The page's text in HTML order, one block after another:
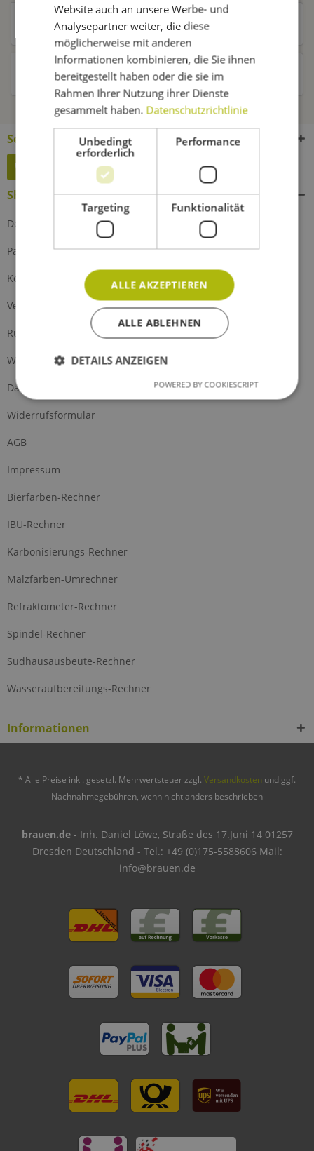
Kunden kauften auch
Kunden haben sich ebenfalls angesehen
Service Hotline
Widerruf erklären
Shop Service
Defektes Produkt
Partnerprogramm
Kontakt
Versand und Zahlung
Rückgabe
Widerrufsrecht
Datenschutz
Widerrufsformular
AGB
Impressum
Bierfarben-Rechner
IBU-Rechner
Karbonisierungs-Rechner
Malzfarben-Umrechner
Refraktometer-Rechner
Spindel-Rechner
Sudhausausbeute-Rechner
Wasseraufbereitungs-Rechner
Informationen
* Alle Preise inkl. gesetzl. Mehrwertsteuer zzgl. Versandkosten und ggf.
Nachnahmegebühren, wenn nicht anders beschrieben
brauen.de- Inh. Daniel Löwe, Straße des 17.Juni 14 01257
Dresden Deutschland - Tel.: +49 (0)175-5588606 Mail:
info@brauen.de
Website auch an unsere Werbe- und
Analysepartner weiter, die diese
möglicherweise mit anderen
Informationen kombinieren, die Sie ihnen
bereitgestellt haben oder die sie im
Rahmen Ihrer Nutzung ihrer Dienste
gesammelt haben. Datenschutzrichtlinie
Unbedingt
erforderlich
Performance
Targeting Funktionalität
ALLE AKZEPTIEREN
ALLE ABLEHNEN
DETAILS ANZEIGEN
POWERED BY COOKIESCRIPT